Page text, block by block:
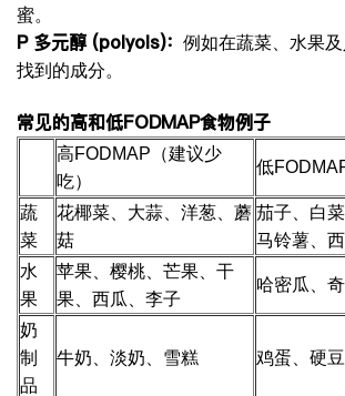
蜜。
P 多元醇(polyols)： 例如在蔬菜、水果
找到的成分。
常见的高和低FODMAP食物例子
高FODMAP（建议少
吃）
低
蔬
菜
花椰菜、大蒜、洋葱、蘑
菇
茄子、白
马铃薯、
水
果
苹果、樱桃、芒果、干
果、西瓜、李子
哈密瓜、
奶
制
品
牛奶、淡奶、雪糕 鸡蛋、硬